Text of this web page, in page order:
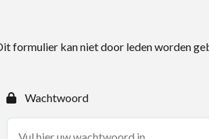
formulier kan niet door leden worden
Wachtwoord